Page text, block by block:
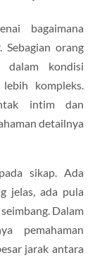
bagaimana
Sebagian orang
dalam kondisi
kompleks.
intim dan
detailnya
sikap. Ada
jelas, ada pula
Dalam
pemahaman
jarak antara